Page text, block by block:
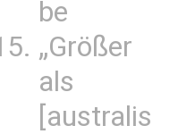
be
„Größer
als
[australis